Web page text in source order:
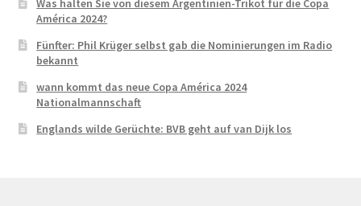
América 2024?
Fünfter: Phil Krüger selbst gab die Nominierungen im Radio
bekannt
wann kommt das neue Copa América 2024
Nationalmannschaft
Englands wilde Gerüchte: BVB geht auf van Dijk los